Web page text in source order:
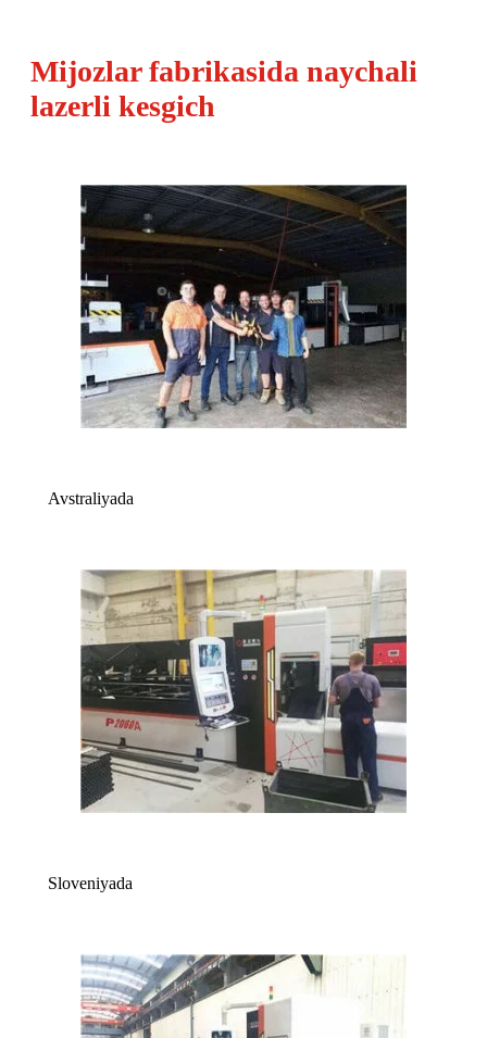
Mijozlar fabrikasida naychali
lazerli kesgich
Avstraliyada
Sloveniyada